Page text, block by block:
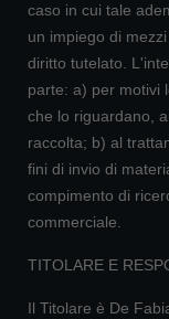
caso in cui tale
un impiego di
diritto tutelato.
parte: a) per motivi
che lo riguardano,
raccolta; b) al
fini di invio di
compimento di
commerciale.
TITOLARE E
Il Titolare è De